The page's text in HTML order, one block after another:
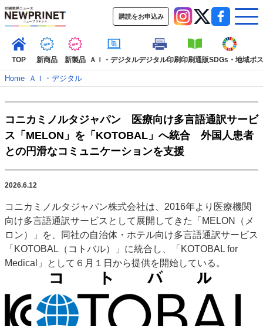
購読をお申込み
TOP 新商品 新製品 ＡＩ・デジタルデジタル印刷印刷通販SDGs・地域ポ
TOP
新着記事 特集記事
動画コンテンツ
インタビュー
コレクション
新商品
ビジネス
市場・統計
人事・移転・異動・訃報
特集記事カテゴリー一覧
特集・デジタル印刷 アイデアで勝負！ ～多様なビジネス・多彩な商材～
JAPAN PACK 2023 特集
中古印刷機・製本機特集
2022 見える化・MIS特集
2022 検査・校正特集
特集・デジタル印刷 ～ 新成長軌道を描く
Home– ＡＩ・デジタル
コニカミノルタジャパン 医療向け多言語通訳サービ
ス「MELON」を「KOTOBAL」へ統合 外国人患者
との円滑なコミュニケーションを支援
2026.6.12
コニカミノルタジャパン株式会社は、2016年より医療機関
向け多言語通訳サービスとして展開してきた「MELON（メ
ロン）」を、同社の自治体・ホテル向け多言語通訳サービス
「KOTOBAL（コトバル）」に統合し、「KOTOBAL for
Medical」として６月１日から提供を開始している。